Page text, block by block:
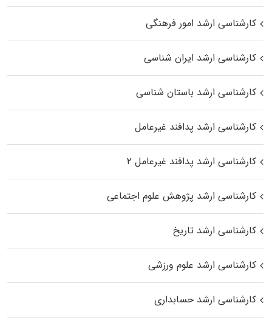
کارشناسی ارشد امور فرهنگی
کارشناسی ارشد ایران شناسی
کارشناسی ارشد باستان شناسی
کارشناسی ارشد پدافند غیرعامل
کارشناسی ارشد پدافند غیرعامل ۲
کارشناسی ارشد پژوهش علوم اجتماعی
کارشناسی ارشد تاریخ
کارشناسی ارشد علوم ورزشی
کارشناسی ارشد حسابداری